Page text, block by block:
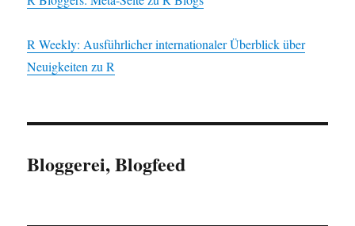
R Weekly: Ausführlicher internationaler Überblick über
Neuigkeiten zu R
Bloggerei, Blogfeed